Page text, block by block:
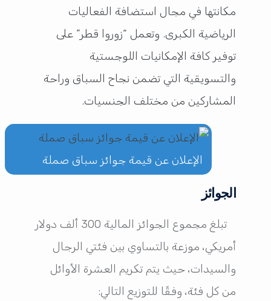
مكانتها في مجال استضافة الفعاليات
الرياضية الكبرى. وتعمل “زوروا قطر” على
توفير كافة الإمكانيات اللوجستية
والتسويقية التي تضمن نجاح السباق وراحة
المشاركين من مختلف الجنسيات.
الإعلان عن قيمة جوائز سباق صملة
الجوائز
تبلغ مجموع الجوائز المالية 300 ألف دولار
أمريكي، موزعة بالتساوي بين فئتي الرجال
والسيدات، حيث يتم تكريم العشرة الأوائل
من كل فئة، وفقًا للتوزيع التالي: